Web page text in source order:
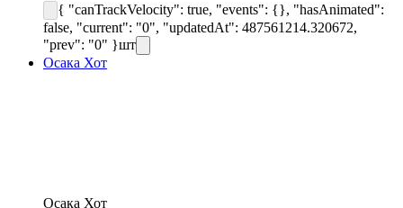
{ "canTrackVelocity": true, "events": {}, "hasAnimated":
false, "current": "0", "updatedAt": 487561214.320672,
"prev": "0" }шт
Осака Хот
Осака Хот